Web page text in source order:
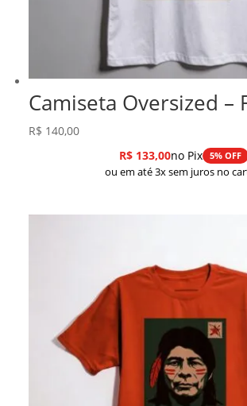
Camiseta Oversized –
R$ 140,00
R$133,00no Pix 5% OFF
ou em até 3x sem juros no